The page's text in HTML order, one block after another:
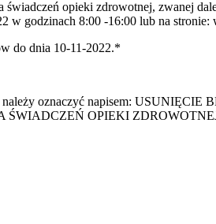
opieki zdrowotnej, zwanej
godzinach 8:00 -16:00 lub na stronie:
do dnia 10-11-2022.*
należy oznaczyć napisem:
ŚWIADCZEŃ OPIEKI